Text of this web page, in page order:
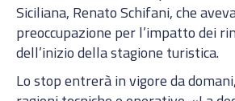
Siciliana, Renato Schifani, che
preoccupazione per l’impatto dei
dell’inizio della stagione turistica.
Lo stop entrerà in vigore da